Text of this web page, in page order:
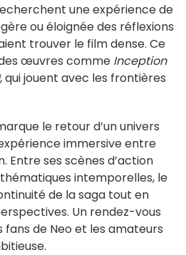
une expérience de
ou éloignée des réflexions
trouver le film dense. Ce
œuvres comme Inception
, qui jouent avec les frontières
le retour d’un univers
immersive entre
Entre ses scènes d’action
intemporelles, le
de la saga tout en
Un rendez-vous
de Neo et les amateurs